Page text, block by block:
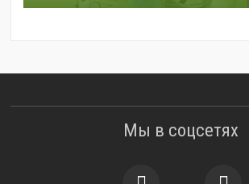
Мы в соцсетях